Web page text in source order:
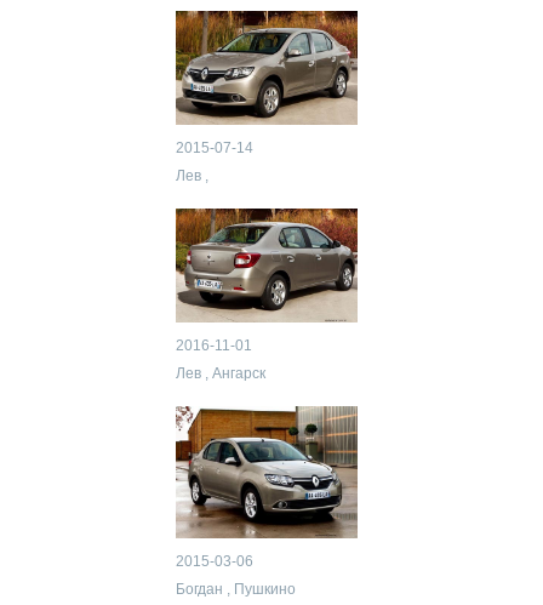
2015-07-14
Лев ,
2016-11-01
Лев , Ангарск
2015-03-06
Богдан , Пушкино